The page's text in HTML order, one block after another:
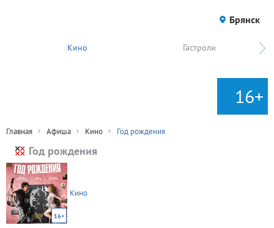
Брянск
Кино Гастроли
16+
Главная Афиша Кино Год рождения
Год рождения
16+
Кино